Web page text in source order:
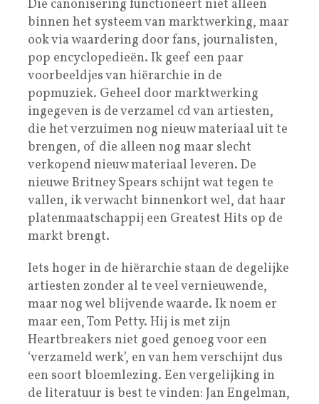
Die canonisering functioneert niet alleen
binnen het systeem van marktwerking, maar
ook via waardering door fans, journalisten,
pop encyclopedieën. Ik geef een paar
voorbeeldjes van hiërarchie in de
popmuziek. Geheel door marktwerking
ingegeven is de verzamel cd van artiesten,
die het verzuimen nog nieuw materiaal uit te
brengen, of die alleen nog maar slecht
verkopend nieuw materiaal leveren. De
nieuwe Britney Spears schijnt wat tegen te
vallen, ik verwacht binnenkort wel, dat haar
platenmaatschappij een Greatest Hits op de
markt brengt.
Iets hoger in de hiërarchie staan de degelijke
artiesten zonder al te veel vernieuwende,
maar nog wel blijvende waarde. Ik noem er
maar een, Tom Petty. Hij is met zijn
Heartbreakers niet goed genoeg voor een
‘verzameld werk’, en van hem verschijnt dus
een soort bloemlezing. Een vergelijking in
de literatuur is best te vinden: Jan Engelman,